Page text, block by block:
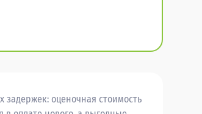
оценочная стоимость